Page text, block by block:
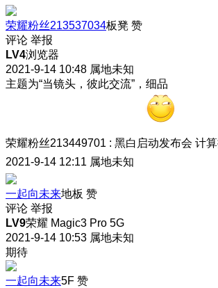
荣耀粉丝213537034板凳 赞
评论 举报
LV4浏览器
2021-9-14 10:48 属地未知
主题为“当镜头，彼此交流”，细品
荣耀粉丝213449701 : 黑白启动发布会 计
2021-9-14 12:11 属地未知
一起向未来地板 赞
评论 举报
LV9荣耀 Magic3 Pro 5G
2021-9-14 10:53 属地未知
期待
一起向未来5F 赞